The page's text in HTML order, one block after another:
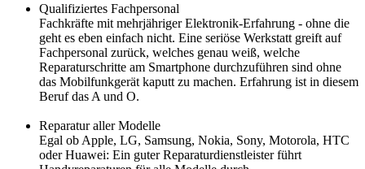
Qualifiziertes Fachpersonal
Fachkräfte mit mehrjähriger Elektronik-Erfahrung - ohne die
geht es eben einfach nicht. Eine seriöse Werkstatt greift auf
Fachpersonal zurück, welches genau weiß, welche
Reparaturschritte am Smartphone durchzuführen sind ohne
das Mobilfunkgerät kaputt zu machen. Erfahrung ist in diesem
Beruf das A und O.
Reparatur aller Modelle
Egal ob Apple, LG, Samsung, Nokia, Sony, Motorola, HTC
oder Huawei: Ein guter Reparaturdienstleister führt